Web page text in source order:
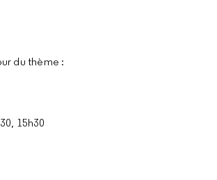
du thème :
15h30